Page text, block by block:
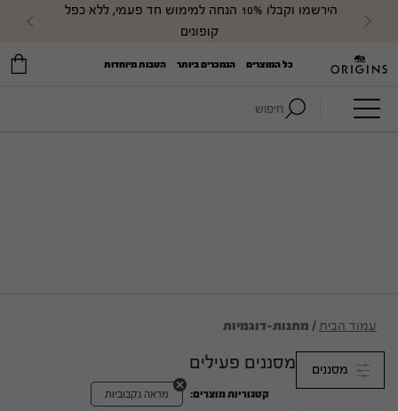
קופונים
Next
כל המוצרים הנמכרים ביותר הטבות מיוחדות
חיפוש:
עמוד הבית/ מתנות-דוגמיות
מסננים פעילים
קטגוריות מוצרים: מראה נקבוביות